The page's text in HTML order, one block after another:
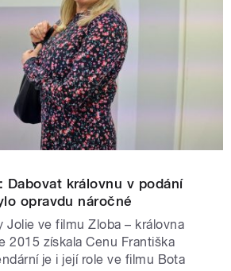
Dabovat královnu v podání
opravdu náročné
Jolie ve filmu Zloba – královna
2015 získala Cenu Františka
je i její role ve filmu Bota